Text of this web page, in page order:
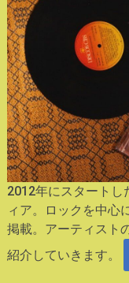
2012年にスタートし
ィア。ロックを中心
掲載。アーティスト
紹介していきます。